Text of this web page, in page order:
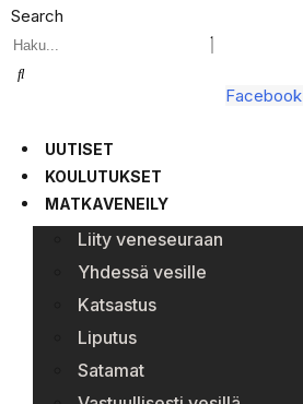
Search
Facebook
UUTISET
KOULUTUKSET
MATKAVENEILY
Liity veneseuraan
Yhdessä vesille
Katsastus
Liputus
Satamat